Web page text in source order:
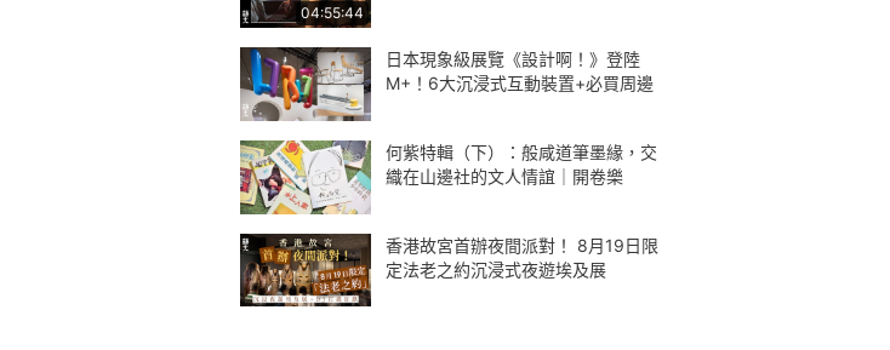
04:55:44
日本現象級展覽《設計啊！》登陸
M+！6大沉浸式互動裝置+必買周邊
何紫特輯（下）：般咸道筆墨緣，交
織在山邊社的文人情誼｜開卷樂
香港故宮首辦夜間派對！ 8月19日限
定法老之約沉浸式夜遊埃及展